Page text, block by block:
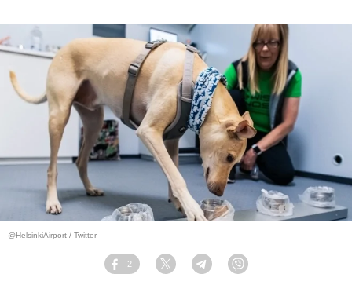
@HelsinkiAirport / Twitter
Facebook
2
Twitter TelegramViber